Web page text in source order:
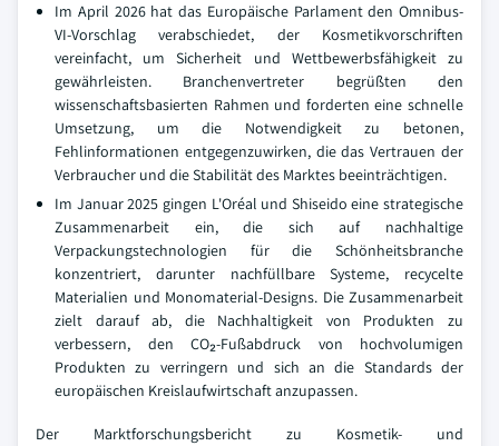
Im April 2026 hat das Europäische Parlament den Omnibus-
VI-Vorschlag verabschiedet, der Kosmetikvorschriften
vereinfacht, um Sicherheit und Wettbewerbsfähigkeit zu
gewährleisten. Branchenvertreter begrüßten den
wissenschaftsbasierten Rahmen und forderten eine schnelle
Umsetzung, um die Notwendigkeit zu betonen,
Fehlinformationen entgegenzuwirken, die das Vertrauen der
Verbraucher und die Stabilität des Marktes beeinträchtigen.
Im Januar 2025 gingen L'Oréal und Shiseido eine strategische
Zusammenarbeit ein, die sich auf nachhaltige
Verpackungstechnologien für die Schönheitsbranche
konzentriert, darunter nachfüllbare Systeme, recycelte
Materialien und Monomaterial-Designs. Die Zusammenarbeit
zielt darauf ab, die Nachhaltigkeit von Produkten zu
verbessern, den CO₂-Fußabdruck von hochvolumigen
Produkten zu verringern und sich an die Standards der
europäischen Kreislaufwirtschaft anzupassen.
Der Marktforschungsbericht zu Kosmetik- und